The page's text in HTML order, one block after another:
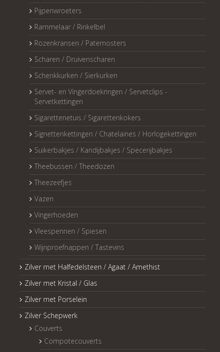
Pijpenwroeters
Rammelaar / Rinkelbel
Rozenkransen / Paternosters
Scharen / Druivenscharen
Schenkkurken / Sierkurken
Servet- en Vingerdoekringen / Servetclips -
Servetkettingen
Sigarettenetuis / Sigarettenkokers
Signettenkettingen / Chatelaines / Horlogekettingen
Suikerbakjes / Kandijbakjes / Specerijbakjes
Theebussen / Theedozen
Theezeefjes
Vazen
Vingerhoeden
Vleespennen / Spiesen
Wijnproefnappen / Tastevins
Zilver met Halfedelsteen / Agaat / Amethist
Zilver met Kristal / Glas
Zilver met Porselein
Zilver Schepwerk
Couverts
Compotecouverts